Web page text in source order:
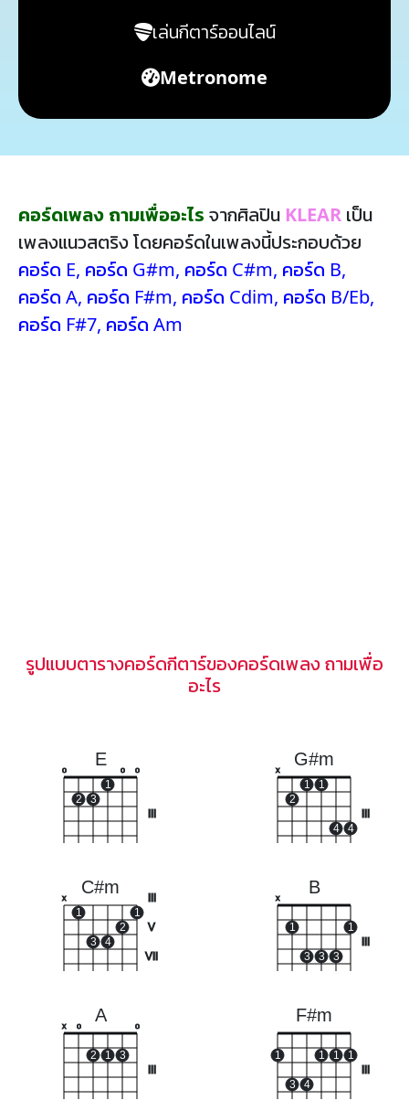
เล่นกีตาร์ออนไลน์
Metronome
คอร์ดเพลง ถามเพื่ออะไร จากศิลปิน KLEAR เป็น
เพลงแนวสตริง โดยคอร์ดในเพลงนี้ประกอบด้วย
คอร์ด E, คอร์ด G#m, คอร์ด C#m, คอร์ด B,
คอร์ด A, คอร์ด F#m, คอร์ด Cdim, คอร์ด B/Eb,
คอร์ด F#7, คอร์ด Am
รูปแบบตารางคอร์ดกีตาร์ของคอร์ดเพลง ถามเพื่อ
อะไร
E
o
2 3
1
o o
G#m
x
2
1 1
4 4
C#m
V
VII
x
1
3 4
2
1
B
x
1
3 3 3
1
A
x o
2 1 3
o
F#m
1
3 4
1 1 1